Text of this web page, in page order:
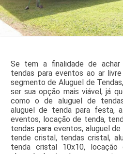
Se tem a finalidade de
tendas para eventos ao ar
segmento de Aluguel de
ser sua opção mais viável, já
como o de aluguel de
aluguel de tenda para festa,
eventos, locação de tenda,
tendas para eventos, aluguel
tende cristal, tendas cristal,
tenda cristal 10x10,